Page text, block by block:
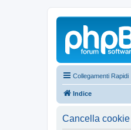
Collegamenti Rapidi
Indice
Cancella cookie